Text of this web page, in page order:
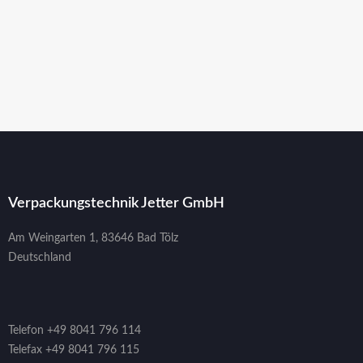
Verpackungstechnik Jetter GmbH
Am Weingarten 1, 83646 Bad Tölz
Deutschland
Telefon +49 8041 796 114
Telefax +49 8041 796 115